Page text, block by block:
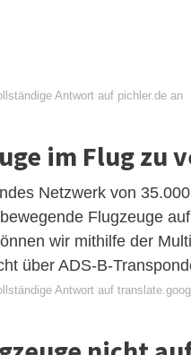
Antwort auf pichler.de an
im Flug zu
Netzwerk von
Flugzeuge
wir mithilfe der
über ADS-B-
Antwort auf